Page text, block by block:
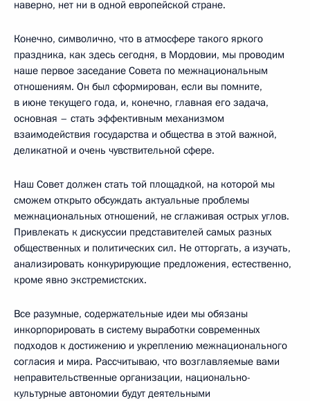
наверно, нет ни в одной европейской стране.
Конечно, символично, что в атмосфере такого яркого
праздника, как здесь сегодня, в Мордовии, мы проводим
наше первое заседание Совета по межнациональным
отношениям. Он был сформирован, если вы помните,
в июне текущего года, и, конечно, главная его задача,
основная – стать эффективным механизмом
взаимодействия государства и общества в этой важной,
деликатной и очень чувствительной сфере.
Наш Совет должен стать той площадкой, на которой мы
сможем открыто обсуждать актуальные проблемы
межнациональных отношений, не сглаживая острых углов.
Привлекать к дискуссии представителей самых разных
общественных и политических сил. Не отторгать, а изучать,
анализировать конкурирующие предложения, естественно,
кроме явно экстремистских.
Все разумные, содержательные идеи мы обязаны
инкорпорировать в систему выработки современных
подходов к достижению и укреплению межнационального
согласия и мира. Рассчитываю, что возглавляемые вами
неправительственные организации, национально-
культурные автономии будут деятельными